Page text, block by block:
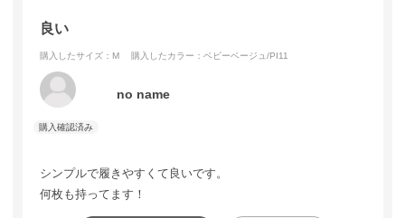
良い
購入したサイズ：M 購入したカラー：ベビーベージュ/PI11
no name
シンプルで履きやすくて良いです。
何枚も持ってます！